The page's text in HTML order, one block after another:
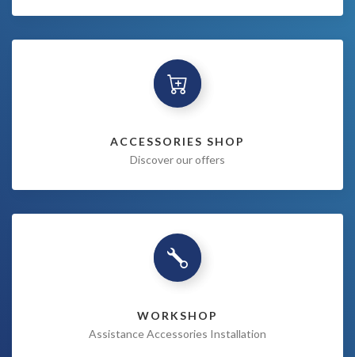
ACCESSORIES SHOP
Discover our offers
WORKSHOP
Assistance Accessories Installation